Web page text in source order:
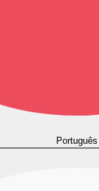
Português